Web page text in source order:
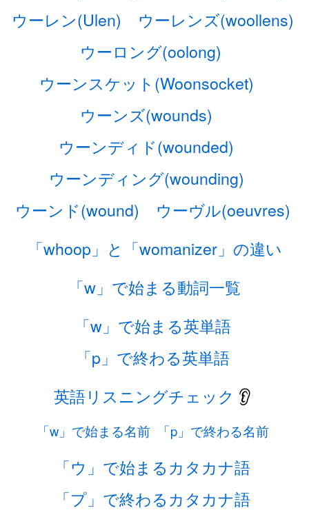
ウーレン(Ulen)
ウーレンズ(woollens)
ウーロング(oolong)
ウーンスケット(Woonsocket)
ウーンズ(wounds)
ウーンディド(wounded)
ウーンディング(wounding)
ウーンド(wound)
ウーヴル(oeuvres)
「whoop」と「womanizer」の違い
「w」で始まる動詞一覧
「w」で始まる英単語
「p」で終わる英単語
英語リスニングチェック 👂
「w」で始まる名前 「p」で終わる名前
「ウ」で始まるカタカナ語
「プ」で終わるカタカナ語